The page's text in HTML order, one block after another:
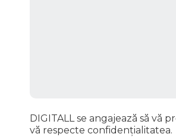
DIGITALL se angajează să vă
vă respecte confidențialitatea.